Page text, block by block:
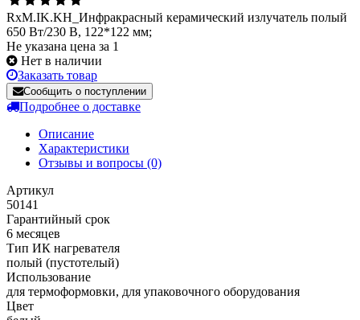
RxM.IK.KH_Инфракрасный керамический излучатель полый
650 Вт/230 В, 122*122 мм;
Не указана цена за 1
Нет в наличии
Заказать товар
Сообщить о поступлении
Подробнее о доставке
Описание
Характеристики
Отзывы и вопросы (0)
Артикул
50141
Гарантийный срок
6 месяцев
Тип ИК нагревателя
полый (пустотелый)
Использование
для термоформовки, для упаковочного оборудования
Цвет